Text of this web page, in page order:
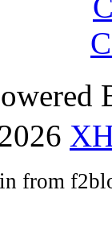
from